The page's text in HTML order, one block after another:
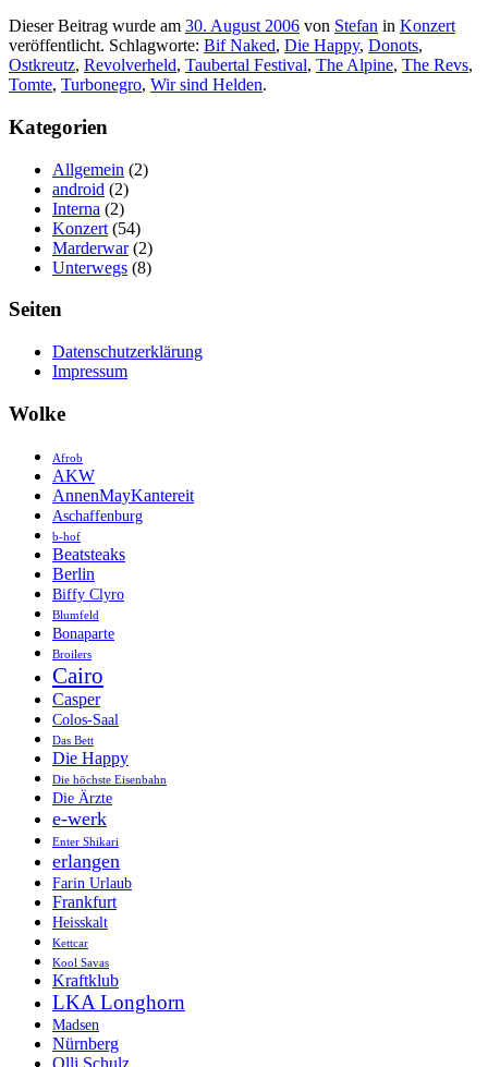
Dieser Beitrag wurde am 30. August 2006 von Stefan in Konzert
veröffentlicht. Schlagworte: Bif Naked, Die Happy, Donots,
Ostkreutz, Revolverheld, Taubertal Festival, The Alpine, The Revs,
Tomte, Turbonegro, Wir sind Helden.
Kategorien
Allgemein (2)
android (2)
Interna (2)
Konzert (54)
Marderwar(2)
Unterwegs (8)
Seiten
Datenschutzerklärung
Impressum
Wolke
Afrob
AKW
AnnenMayKantereit
Aschaffenburg
b-hof
Beatsteaks
Berlin
Biffy Clyro
Blumfeld
Bonaparte
Broilers
Cairo
Casper
Colos-Saal
Das Bett
Die Happy
Die höchste Eisenbahn
Die Ärzte
e-werk
Enter Shikari
erlangen
Farin Urlaub
Frankfurt
Heisskalt
Kettcar
Kool Savas
Kraftklub
LKA Longhorn
Madsen
Nürnberg
Olli Schulz